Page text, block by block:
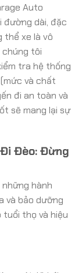
Auto
đường dài, đặc
thể xe là vô
chúng tôi
tra hệ thống
và chất
đi an toàn và
sẽ mang lại sự
Đi Đèo: Đừng
hành
và bảo dưỡng
tuổi thọ và hiệu